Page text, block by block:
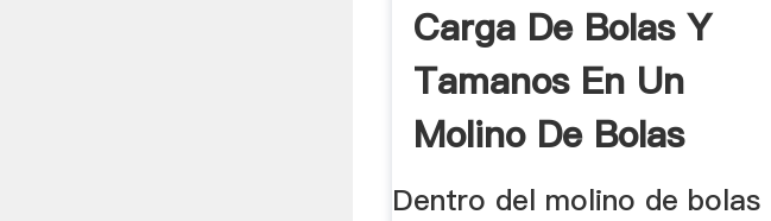
Carga De Bolas Y
Tamanos En Un
Molino De Bolas
Dentro del molino de bolas